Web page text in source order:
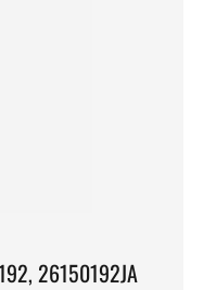
26150192JA